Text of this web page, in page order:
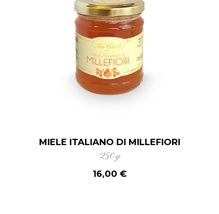
MIELE ITALIANO DI MILLEFIORI
250 g
16,00 €